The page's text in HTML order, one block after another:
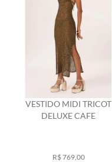
VESTIDO MIDI TRICOT
DELUXE CAFE
R$ 769,00